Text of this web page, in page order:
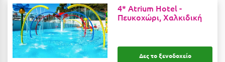
Βansko
Βόλος
Βραχάτι Κορινθίας
Camping
Suites
4* Atrium Hotel -
Πευκοχώρι, Χαλκιδική
Δες το ξενοδοχείο